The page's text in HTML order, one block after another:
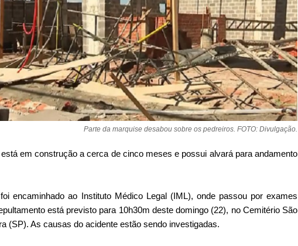
Parte da marquise desabou sobre os pedreiros. FOTO: Divulgação.
em construção a cerca de cinco meses e possui alvará para andamento
encaminhado ao Instituto Médico Legal (IML), onde passou por exames
está previsto para 10h30m deste domingo (22), no Cemitério São
(SP). As causas do acidente estão sendo investigadas.